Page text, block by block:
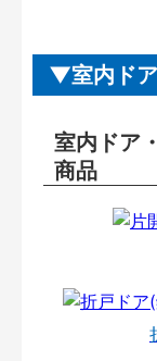
室内ド
室内ドア
商品